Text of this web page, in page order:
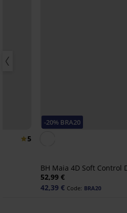
5
-20% BRA20
BH Maia 4D Soft Control
52,99 €
42,39 € Code: BRA20